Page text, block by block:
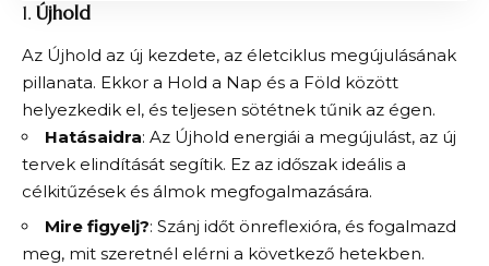
1. Újhold
Az Újhold az új kezdete, az életciklus megújulásának
pillanata. Ekkor a Hold a Nap és a Föld között
helyezkedik el, és teljesen sötétnek tűnik az égen.
Hatásaidra: Az Újhold energiái a megújulást, az új
tervek elindítását segítik. Ez az időszak ideális a
célkitűzések és álmok megfogalmazására.
Mire figyelj?: Szánj időt önreflexióra, és fogalmazd
meg, mit szeretnél elérni a következő hetekben.